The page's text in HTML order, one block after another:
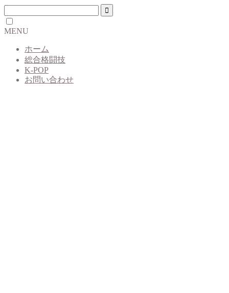
MENU
ホーム
総合格闘技
K-POP
お問い合わせ